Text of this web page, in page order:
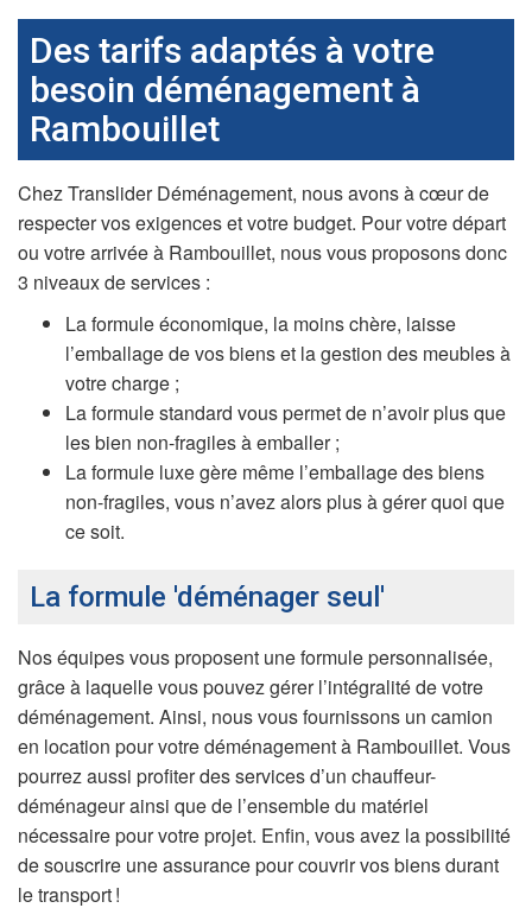
Des tarifs adaptés à votre
besoin déménagement à
Rambouillet
Chez Translider Déménagement, nous avons à cœur de
respecter vos exigences et votre budget. Pour votre départ
ou votre arrivée à Rambouillet, nous vous proposons donc
3 niveaux de services :
La formule économique, la moins chère, laisse
l’emballage de vos biens et la gestion des meubles à
votre charge ;
La formule standard vous permet de n’avoir plus que
les bien non-fragiles à emballer ;
La formule luxe gère même l’emballage des biens
non-fragiles, vous n’avez alors plus à gérer quoi que
ce soit.
La formule 'déménager seul'
Nos équipes vous proposent une formule personnalisée,
grâce à laquelle vous pouvez gérer l’intégralité de votre
déménagement. Ainsi, nous vous fournissons un camion
en location pour votre déménagement à Rambouillet. Vous
pourrez aussi profiter des services d’un chauffeur-
déménageur ainsi que de l’ensemble du matériel
nécessaire pour votre projet. Enfin, vous avez la possibilité
de souscrire une assurance pour couvrir vos biens durant
le transport !